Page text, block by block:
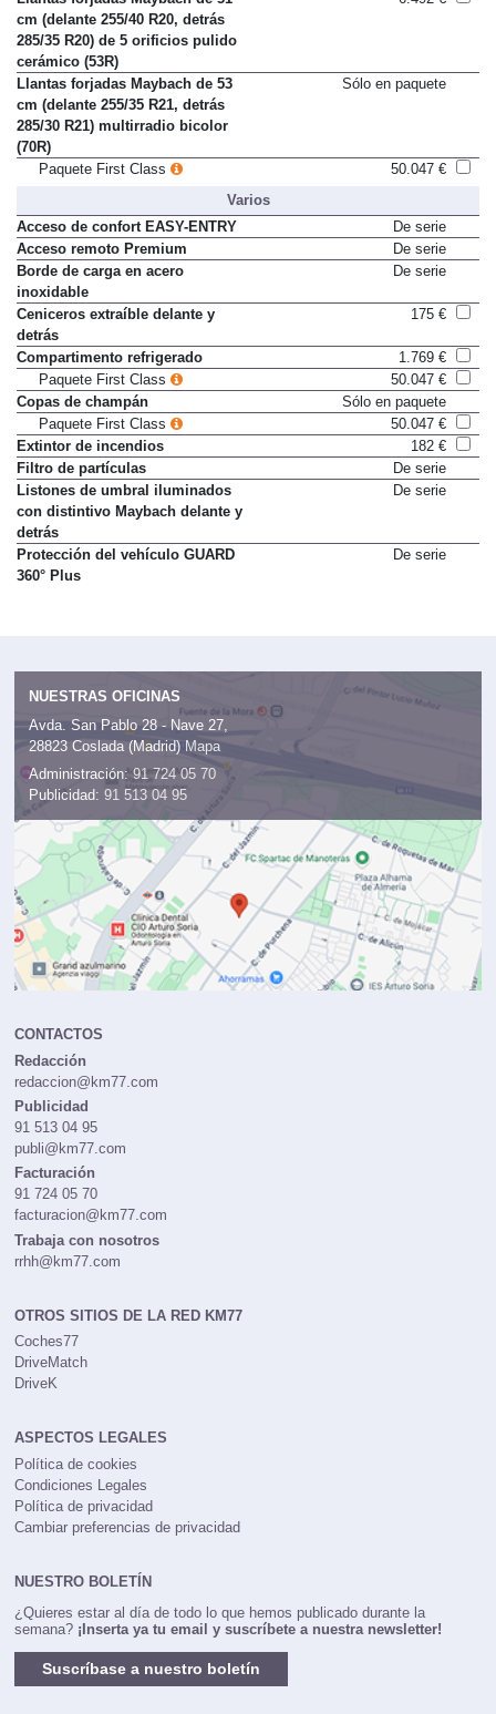
cm (delante 255/40 R20, detrás
285/35 R20) de 5 orificios pulido
cerámico (53R)
Llantas forjadas Maybach de 53
cm (delante 255/35 R21, detrás
285/30 R21) multirradio bicolor
(70R)
Sólo en paquete
Paquete First Class
50.047 €
Varios
Acceso de confort EASY-ENTRY
De serie
Acceso remoto Premium
De serie
Borde de carga en acero
inoxidable
De serie
Ceniceros extraíble delante y
detrás
175 €
Compartimento refrigerado
1.769 €
Paquete First Class
50.047 €
Copas de champán
Sólo en paquete
Paquete First Class
50.047 €
Extintor de incendios
182 €
Filtro de partículas
De serie
Listones de umbral iluminados
con distintivo Maybach delante y
detrás
De serie
Protección del vehículo GUARD
360° Plus
De serie
NUESTRAS OFICINAS
Avda. San Pablo 28 - Nave 27,
28823 Coslada (Madrid) Mapa
Administración: 91 724 05 70
Publicidad: 91 513 04 95
CONTACTOS
Redacción
redaccion@km77.com
Publicidad
91 513 04 95
publi@km77.com
Facturación
91 724 05 70
facturacion@km77.com
Trabaja con nosotros
rrhh@km77.com
OTROS SITIOS DE LA RED KM77
Coches77
DriveMatch
DriveK
ASPECTOS LEGALES
Política de cookies
Condiciones Legales
Política de privacidad
Cambiar preferencias de privacidad
NUESTRO BOLETÍN
¿Quieres estar al día de todo lo que hemos publicado durante la
semana? ¡Inserta ya tu email y suscríbete a nuestra newsletter!
Suscríbase a nuestro boletín